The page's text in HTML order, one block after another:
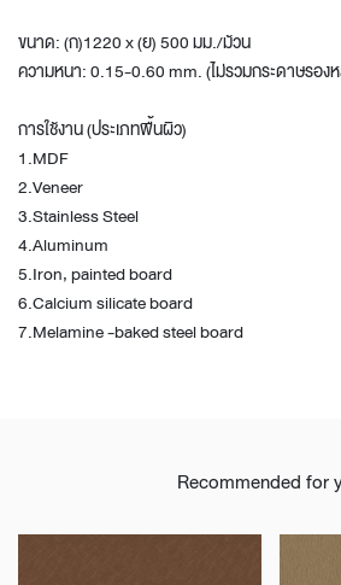
ขนาด: (ก)1220 x (ย) 500 มม./ม้วน
ความหนา: 0.15-0.60 mm. (ไม่รวมกระดาษรอง
การใช้งาน (ประเภทพื้นผิว)
1.MDF
2.Veneer
3.Stainless Steel
4.Aluminum
5.Iron, painted board
6.Calcium silicate board
7.Melamine -baked steel board
Recommended for